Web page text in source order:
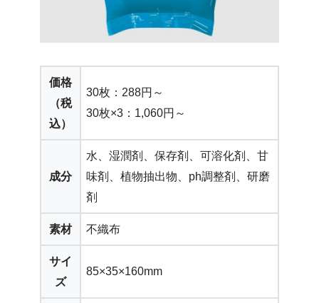
価格
（税
込）
30枚：288円～
30枚×3：1,060円～
成分
水、湿潤剤、保存剤、可溶化剤、甘
味剤、植物抽出物、ph調整剤、研磨
剤
素材 不織布
サイ
ズ
85×35×160mm